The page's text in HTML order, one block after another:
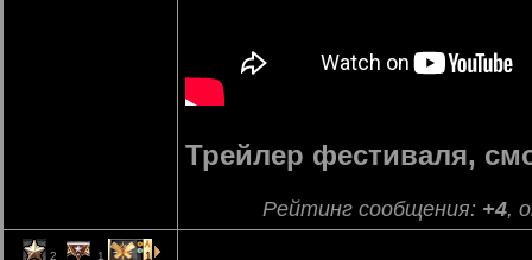
Трейлер фестиваля,
Рейтинг сообщения: +4,
2 1 1